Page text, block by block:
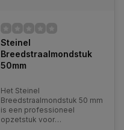
Steinel
Breedstraalmondstuk
50mm
Het Steinel
Breedstraalmondstuk 50 mm
is een professioneel
opzetstuk voor